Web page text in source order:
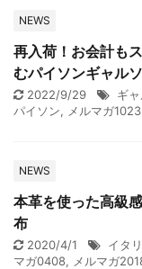
NEWS
再入荷！お会計も
むパイソンギャル
2022/9/29 ギ
パイソン, メルマガ1023
NEWS
本革を使った高級
布
2020/4/1 イタ
マガ0408, メルマガ